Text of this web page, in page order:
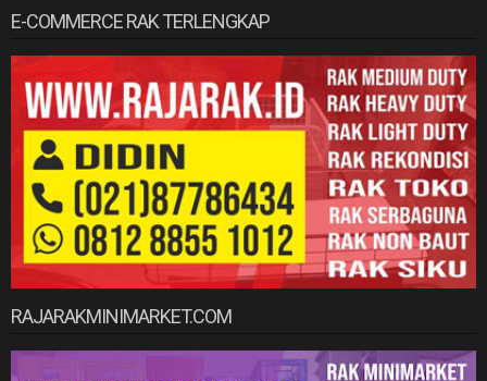
E-COMMERCE RAK TERLENGKAP
RAJARAKMINIMARKET.COM